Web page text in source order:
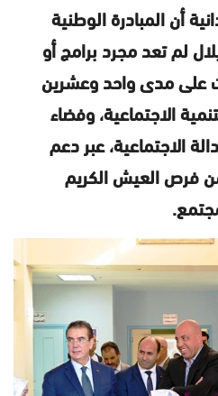
أن المبادرة الوطنية
لم تعد مجرد برامج أو
على مدى واحد وعشرين
الاجتماعية، وفضاء
الاجتماعية، عبر دعم
فرص العيش الكريم